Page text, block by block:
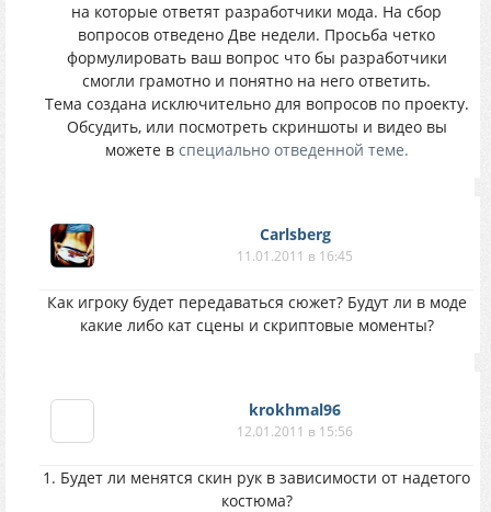
на которые ответят разработчики мода. На сбор
вопросов отведено Две недели. Просьба четко
формулировать ваш вопрос что бы разработчики
смогли грамотно и понятно на него ответить.
Тема создана исключительно для вопросов по проекту.
Обсудить, или посмотреть скриншоты и видео вы
можете в специально отведенной теме.
Carlsberg
11.01.2011 в 16:45
Как игроку будет передаваться сюжет? Будут ли в моде
какие либо кат сцены и скриптовые моменты?
krokhmal96
12.01.2011 в 15:56
1. Будет ли менятся скин рук в зависимости от надетого
костюма?